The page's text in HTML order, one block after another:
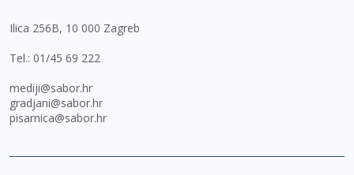
Ilica 256B, 10 000 Zagreb
Tel.: 01/45 69 222
mediji@sabor.hr
gradjani@sabor.hr
pisarnica@sabor.hr